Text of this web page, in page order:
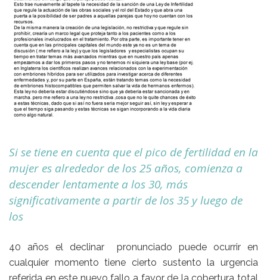
Si se tiene en cuenta que el pico de fertilidad en la
mujer es alrededor de los 25 años, comienza a
descender lentamente a los 30, más
significativamente a partir de los 35 y luego de
los
40 años el declinar pronunciado puede ocurrir en
cualquier momento tiene cierto sustento la urgencia